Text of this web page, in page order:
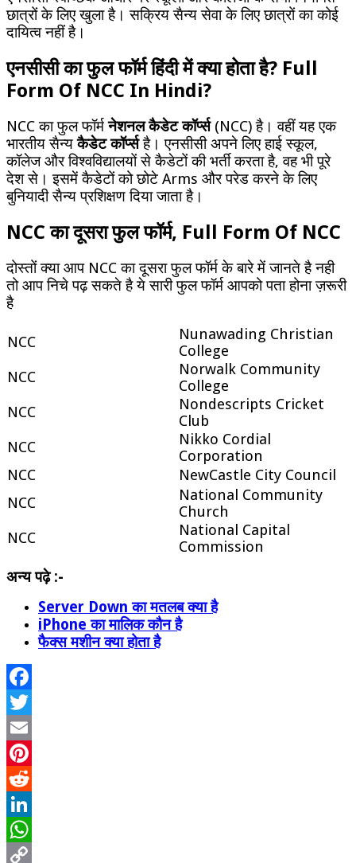
छात्रों के लिए खुला है। सक्रिय सैन्य सेवा के लिए छात्रों का कोई
दायित्व नहीं है।
एनसीसीका फुल फॉर्म हिंदी में क्या होता है? Full
Form Of NCC In Hindi?
NCC का फुल फॉर्मनेशनल कैडेट कॉर्प्स(NCC) है। वहीं यह एक
भारतीय सैन्यकैडेट कॉर्प्सहै। एनसीसी अपने लिए हाई स्कूल,
कॉलेज और विश्वविद्यालयों से कैडेटों की भर्ती करता है, वह भी पूरे
देश से। इसमें कैडेटों को छोटे Arms और परेड करने के लिए
बुनियादी सैन्य प्रशिक्षण दिया जाता है।
NCC का दूसरा फुल फॉर्म, Full Form Of NCC
दोस्तों क्या आप NCC का दूसरा फुल फॉर्म के बारे में जानते है नही
तो आप निचे पढ़ सकते है ये सारी फुल फॉर्म आपको पता होना ज़रूरी
है
NCC
Nunawading Christian
College
NCC
Norwalk Community
College
NCC
Nondescripts Cricket
Club
NCC
Nikko Cordial
Corporation
NCC
NewCastle City Council
NCC
National Community
Church
NCC
National Capital
Commission
अन्य पढ़े :-
Server Down का मतलब क्या है
iPhone का मालिक कौन है
फैक्स मशीन क्या होता है
Facebook
Twitter
Email
Pinterest
Reddit
LinkedIn
WhatsApp